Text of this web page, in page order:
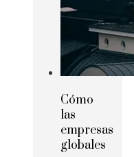
Cómo
las
empresas
globales